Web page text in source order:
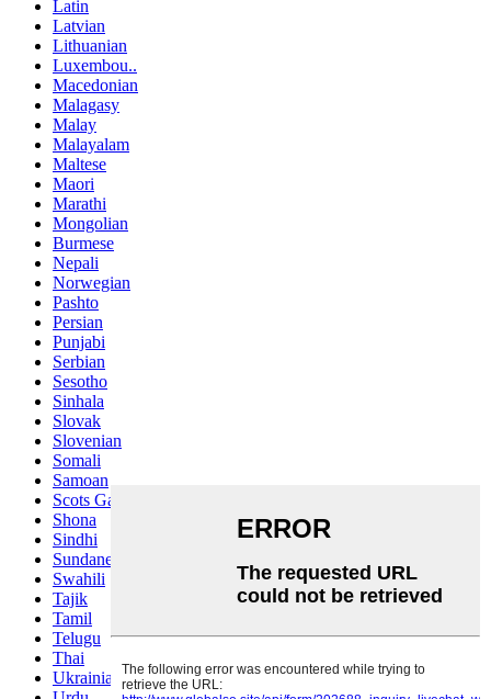
Latin
Latvian
Lithuanian
Luxembou..
Macedonian
Malagasy
Malay
Malayalam
Maltese
Maori
Marathi
Mongolian
Burmese
Nepali
Norwegian
Pashto
Persian
Punjabi
Serbian
Sesotho
Sinhala
Slovak
Slovenian
Somali
Samoan
Scots Gaelic
Shona
Sindhi
Sundanese
Swahili
Tajik
Tamil
Telugu
Thai
Ukrainian